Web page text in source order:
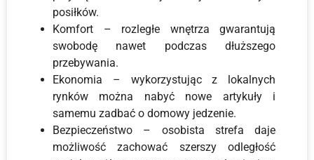
posiłków.
Komfort – rozległe wnętrza gwarantują
swobodę nawet podczas dłuższego
przebywania.
Ekonomia – wykorzystując z lokalnych
rynków można nabyć nowe artykuły i
samemu zadbać o domowy jedzenie.
Bezpieczeństwo – osobista strefa daje
możliwość zachować szerszy odległość